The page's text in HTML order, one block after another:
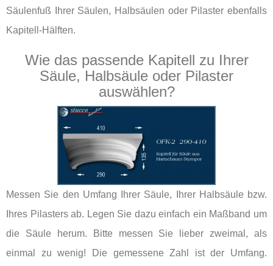
Säulenfuß Ihrer Säulen, Halbsäulen oder Pilaster ebenfalls
Kapitell-Hälften.
Wie das passende Kapitell zu Ihrer
Säule, Halbsäule oder Pilaster
auswählen?
Messen Sie den Umfang Ihrer Säule, Ihrer Halbsäule bzw.
Ihres Pilasters ab. Legen Sie dazu einfach ein Maßband um
die Säule herum. Bitte messen Sie lieber zweimal, als
einmal zu wenig! Die gemessene Zahl ist der Umfang.